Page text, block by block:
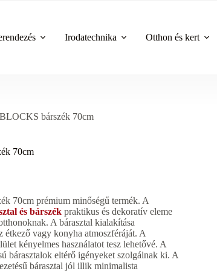
Irodatechnika Otthon és kert
BLOCKS bárszék 70cm
70cm
70cm prémium minőségű termék. A
és bárszék praktikus és dekoratív eleme
A bárasztal kialakítása
étkező vagy konyha atmoszféráját. A
kényelmes használatot tesz lehetővé. A
bárasztalok eltérő igényeket szolgálnak ki. A
bárasztal jól illik minimalista